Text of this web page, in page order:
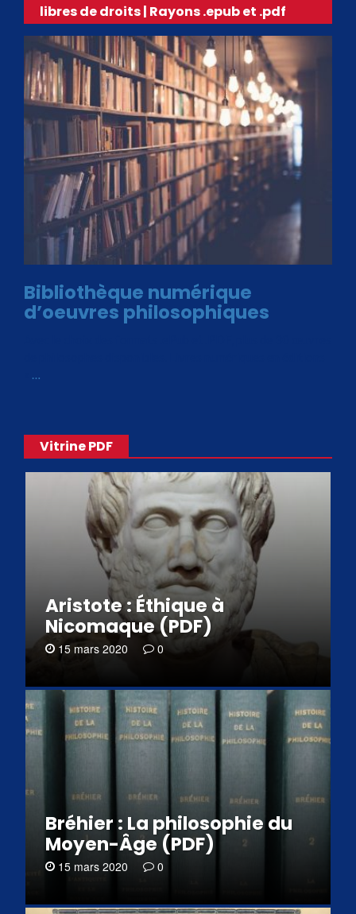
libres de droits | Rayons .epub et .pdf
Bibliothèque numérique
d’oeuvres philosophiques
…
Vitrine PDF
Aristote : Éthique à
Nicomaque (PDF)
15 mars 2020 0
Bréhier : La philosophie du
Moyen-Âge (PDF)
15 mars 2020 0